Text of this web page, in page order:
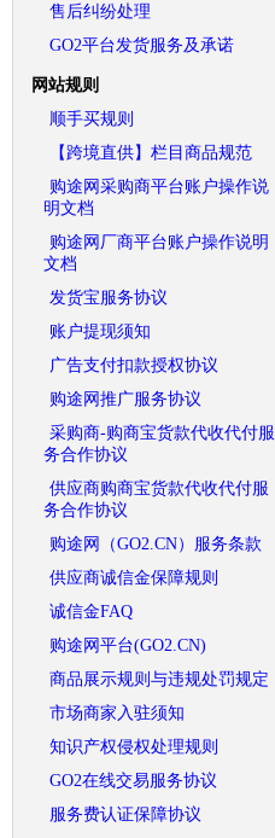
售后纠纷处理
GO2平台发货服务及承诺
网站规则
顺手买规则
【跨境直供】栏目商品规范
购途网采购商平台账户操作说
明文档
购途网厂商平台账户操作说明
文档
发货宝服务协议
账户提现须知
广告支付扣款授权协议
购途网推广服务协议
采购商-购商宝货款代收代付服
务合作协议
供应商购商宝货款代收代付服
务合作协议
购途网（GO2.CN）服务条款
供应商诚信金保障规则
诚信金FAQ
购途网平台(GO2.CN)
商品展示规则与违规处罚规定
市场商家入驻须知
知识产权侵权处理规则
GO2在线交易服务协议
服务费认证保障协议